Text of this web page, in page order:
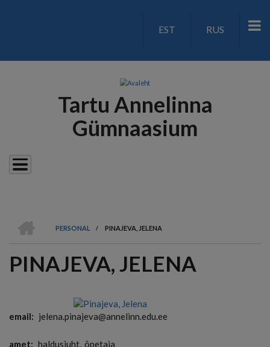
LANGUAGE
EST RUS
Tartu Annelinna
Gümnaasium
LEIVAPURU
PERSONAL
/ PINAJEVA, JELENA
PINAJEVA, JELENA
email jelena.pinajeva@annelinn.edu.ee
amet haldusjuht õpetaja